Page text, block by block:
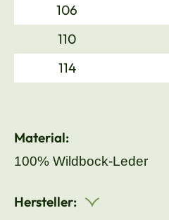
106
110
114
Material:
100% Wildbock-Leder
Hersteller: